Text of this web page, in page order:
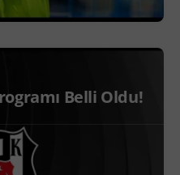
Belli Oldu!